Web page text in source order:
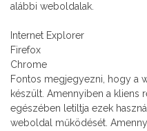
alábbi weboldalak.
Internet Explorer
Firefox
Chrome
Fontos megjegyezni, hogy a
készült. Amennyiben a kliens
egészében letiltja ezek
weboldal működését.